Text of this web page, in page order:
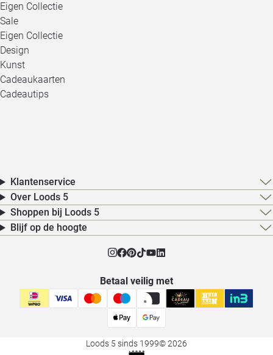
Eigen Collectie
Sale
Eigen Collectie
Design
Kunst
Cadeaukaarten
Cadeautips
Klantenservice
Over Loods 5
Shoppen bij Loods 5
Blijf op de hoogte
Betaal veilig met
Loods 5 sinds 1999© 2026